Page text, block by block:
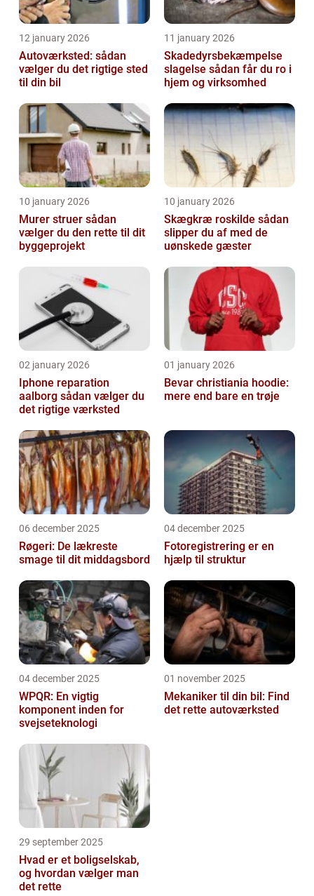
12 january 2026
Autoværksted: sådan
vælger du det rigtige sted
til din bil
11 january 2026
Skadedyrsbekæmpelse
slagelse sådan får du ro i
hjem og virksomhed
10 january 2026
Murer struer sådan
vælger du den rette til dit
byggeprojekt
10 january 2026
Skægkræ roskilde sådan
slipper du af med de
uønskede gæster
02 january 2026
Iphone reparation
aalborg sådan vælger du
det rigtige værksted
01 january 2026
Bevar christiania hoodie:
mere end bare en trøje
06 december 2025
Røgeri: De lækreste
smage til dit middagsbord
04 december 2025
Fotoregistrering er en
hjælp til struktur
04 december 2025
WPQR: En vigtig
komponent inden for
svejseteknologi
01 november 2025
Mekaniker til din bil: Find
det rette autoværksted
29 september 2025
Hvad er et boligselskab,
og hvordan vælger man
det rette